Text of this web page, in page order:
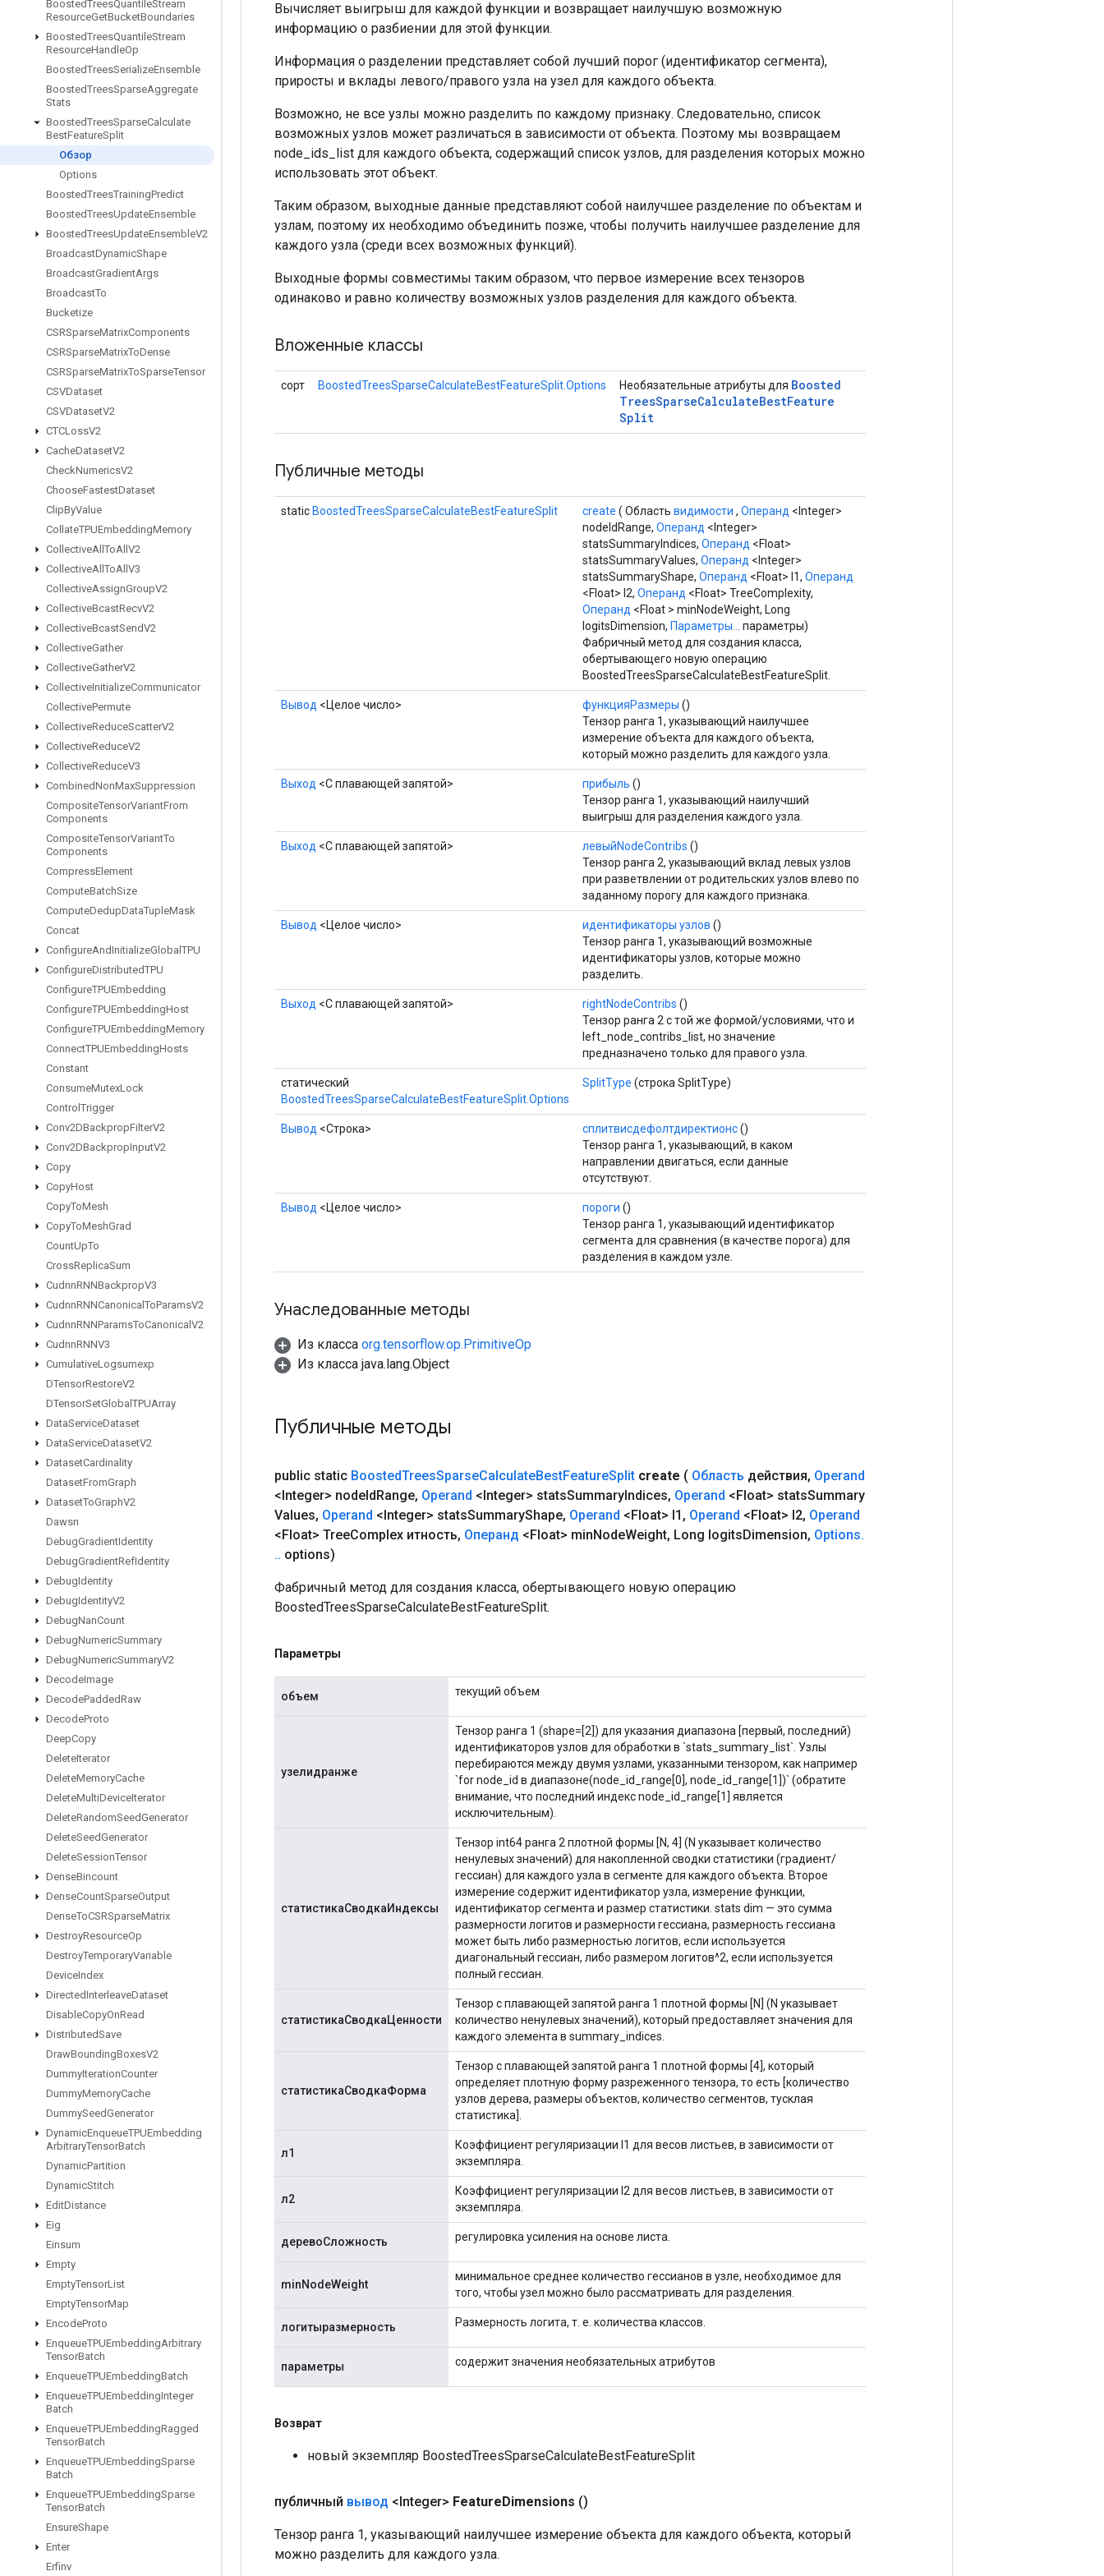
BoostedTreesQuantileStream
ResourceGetBucketBoundaries
BoostedTreesQuantileStream
ResourceHandleOp
BoostedTreesSerializeEnsemble
BoostedTreesSparseAggregate
Stats
BoostedTreesSparseCalculate
BestFeatureSplit
Обзор
Options
BoostedTreesTrainingPredict
BoostedTreesUpdateEnsemble
BoostedTreesUpdateEnsembleV2
BroadcastDynamicShape
BroadcastGradientArgs
BroadcastTo
Bucketize
CSRSparseMatrixComponents
CSRSparseMatrixToDense
CSRSparseMatrixToSparseTensor
CSVDataset
CSVDatasetV2
CTCLossV2
CacheDatasetV2
CheckNumericsV2
ChooseFastestDataset
ClipByValue
CollateTPUEmbeddingMemory
CollectiveAll ToAll V2
CollectiveAll ToAll V3
CollectiveAssignGroupV2
CollectiveBcastRecvV2
CollectiveBcastSendV2
CollectiveGather
CollectiveGatherV2
CollectiveInitializeCommunicator
CollectivePermute
CollectiveReduceScatterV2
CollectiveReduceV2
CollectiveReduceV3
CombinedNonMaxSuppression
CompositeTensorVariantFrom
Components
CompositeTensorVariantTo
Components
CompressElement
ComputeBatchSize
ComputeDedupDataTupleMask
Concat
ConfigureAndInitializeGlobal TPU
ConfigureDistributedTPU
ConfigureTPUEmbedding
ConfigureTPUEmbeddingHost
ConfigureTPUEmbeddingMemory
ConnectTPUEmbeddingHosts
Constant
ConsumeMutexLock
Control Trigger
Conv2DBackpropFilterV2
Conv2DBackpropInputV2
Copy
CopyHost
CopyToMesh
CopyToMeshGrad
CountUpTo
CrossReplicaSum
CudnnRNNBackpropV3
CudnnRNNCanonical ToParamsV2
CudnnRNNParamsToCanonical V2
CudnnRNNV3
CumulativeLogsumexp
DTensorRestoreV2
DTensorSetGlobal TPUArray
DataServiceDataset
DataServiceDatasetV2
DatasetCardinality
DatasetFromGraph
DatasetToGraphV2
Dawsn
DebugGradientIdentity
DebugGradientRefIdentity
DebugIdentity
DebugIdentityV2
DebugNanCount
DebugNumericSummary
DebugNumericSummaryV2
DecodeImage
DecodePaddedRaw
DecodeProto
DeepCopy
DeleteIterator
DeleteMemoryCache
DeleteMultiDeviceIterator
DeleteRandomSeedGenerator
DeleteSeedGenerator
DeleteSessionTensor
DenseBincount
DenseCountSparseOutput
DenseToCSRSparseMatrix
DestroyResourceOp
DestroyTemporaryVariable
DeviceIndex
DirectedInterleaveDataset
DisableCopyOnRead
DistributedSave
DrawBoundingBoxesV2
DummyIterationCounter
DummyMemoryCache
DummySeedGenerator
DynamicEnqueueTPUEmbedding
ArbitraryTensorBatch
DynamicPartition
DynamicStitch
EditDistance
Eig
Einsum
Empty
EmptyTensorList
EmptyTensorMap
EncodeProto
EnqueueTPUEmbeddingArbitrary
TensorBatch
EnqueueTPUEmbeddingBatch
EnqueueTPUEmbeddingInteger
Batch
EnqueueTPUEmbeddingRagged
TensorBatch
EnqueueTPUEmbeddingSparse
Batch
EnqueueTPUEmbeddingSparse
TensorBatch
EnsureShape
Enter
Erfinv
Вычисляет выигрыш для каждой функции и возвращает наилучшую возможную
информацию о разбиении для этой функции.
Информация о разделении представляет собой лучший порог (идентификатор сегмента),
приросты и вклады левого/правого узла на узел для каждого объекта.
Возможно, не все узлы можно разделить по каждому признаку. Следовательно, список
возможных узлов может различаться в зависимости от объекта. Поэтому мы возвращаем
node_ids_list для каждого объекта, содержащий список узлов, для разделения которых можно
использовать этот объект.
Таким образом, выходные данные представляют собой наилучшее разделение по объектам и
узлам, поэтому их необходимо объединить позже, чтобы получить наилучшее разделение для
каждого узла (среди всех возможных функций).
Выходные формы совместимы таким образом, что первое измерение всех тензоров
одинаково и равно количеству возможных узлов разделения для каждого объекта.
Вложенные классы
сорт BoostedTreesSparseCalculateBestFeatureSplit.Options Необязательные атрибуты для Boosted
TreesSparseCalculateBestFeature
Split
Публичные методы
static BoostedTreesSparseCalculateBestFeatureSplit create ( Область видимости , Операнд <Integer>
nodeIdRange, Операнд <Integer>
statsSummaryIndices, Операнд <Float>
statsSummaryValues, Операнд <Integer>
statsSummaryShape, Операнд <Float> l1, Операнд
<Float> l2, Операнд <Float> TreeComplexity,
Операнд <Float > minNodeWeight, Long
logitsDimension, Параметры...
параметры)
Фабричный метод для создания класса,
обертывающего новую операцию
BoostedTreesSparseCalculateBestFeatureSplit.
Вывод <Целое число> функцияРазмеры ()
Тензор ранга 1, указывающий наилучшее
измерение объекта для каждого объекта,
который можно разделить для каждого узла.
Выход <С плавающей запятой> прибыль ()
Тензор ранга 1, указывающий наилучший
выигрыш для разделения каждого узла.
Выход <С плавающей запятой> левыйNodeContribs ()
Тензор ранга 2, указывающий вклад левых узлов
при разветвлении от родительских узлов влево по
заданному порогу для каждого признака.
Вывод <Целое число> идентификаторы узлов ()
Тензор ранга 1, указывающий возможные
идентификаторы узлов, которые можно
разделить.
Выход <С плавающей запятой> rightNodeContribs ()
Тензор ранга 2 с той же формой/условиями, что и
left_node_contribs_list, но значение
предназначено только для правого узла.
статический
BoostedTreesSparseCalculateBestFeatureSplit.Options
SplitType (строка SplitType)
Вывод <Строка> сплитвисдефолтдиректионс()
Тензор ранга 1, указывающий, в каком
направлении двигаться, если данные
отсутствуют.
Вывод <Целое число> пороги ()
Тензор ранга 1, указывающий идентификатор
сегмента для сравнения (в качестве порога) для
разделения в каждом узле.
Унаследованные методы
Из класса org.tensorflow.op.PrimitiveOp
Из класса java.lang.Object
Публичные методы
public static BoostedTreesSparseCalculateBestFeatureSplit create ( Область действия, Operand
<Integer> nodeIdRange, Operand <Integer> statsSummaryIndices, Operand <Float> statsSummary
Values, Operand <Integer> statsSummaryShape, Operand <Float> l1 , Operand <Float> l2, Operand
<Float> TreeComplex итность, Операнд <Float> minNodeWeight, Long logitsDimension, Options.
.. options)
Фабричный метод для создания класса, обертывающего новую операцию
BoostedTreesSparseCalculateBestFeatureSplit.
Параметры
объем текущий объем
узелидранже
Тензор ранга 1 (shape=[2]) для указания диапазона [первый, последний)
идентификаторов узлов для обработки в `stats_summary_list`. Узлы
перебираются между двумя узлами, указанными тензором, как например
`for node_id в диапазоне(node_id_range[0], node_id_range[1])` (обратите
внимание, что последний индекс node_id_range[1] является
исключительным).
статистикаСводкаИндексы
Тензор int64 ранга 2 плотной формы [N, 4] (N указывает количество
ненулевых значений) для накопленной сводки статистики (градиент/
гессиан) для каждого узла в сегменте для каждого объекта. Второе
измерение содержит идентификатор узла, измерение функции,
идентификатор сегмента и размер статистики. stats dim — это сумма
размерности логитов и размерности гессиана, размерность гессиана
может быть либо размерностью логитов, если используется
диагональный гессиан, либо размером логитов^2, если используется
полный гессиан.
статистикаСводкаЦенности
Тензор с плавающей запятой ранга 1 плотной формы [N] (N указывает
количество ненулевых значений), который предоставляет значения для
каждого элемента в summary_indices.
статистикаСводкаФорма
Тензор с плавающей запятой ранга 1 плотной формы [4], который
определяет плотную форму разреженного тензора, то есть [количество
узлов дерева, размеры объектов, количество сегментов, тусклая
статистика].
л1
Коэффициент регуляризации l1 для весов листьев, в зависимости от
экземпляра.
л2
Коэффициент регуляризации l2 для весов листьев, в зависимости от
экземпляра.
деревоСложность регулировка усиления на основе листа.
minNodeWeight
минимальное среднее количество гессианов в узле, необходимое для
того, чтобы узел можно было рассматривать для разделения.
логитыразмерность Размерность логита, т. е. количества классов.
параметры содержит значения необязательных атрибутов
Возврат
новый экземпляр BoostedTreesSparseCalculateBestFeatureSplit
публичный вывод <Integer> FeatureDimensions ()
Тензор ранга 1, указывающий наилучшее измерение объекта для каждого объекта, который
можно разделить для каждого узла.